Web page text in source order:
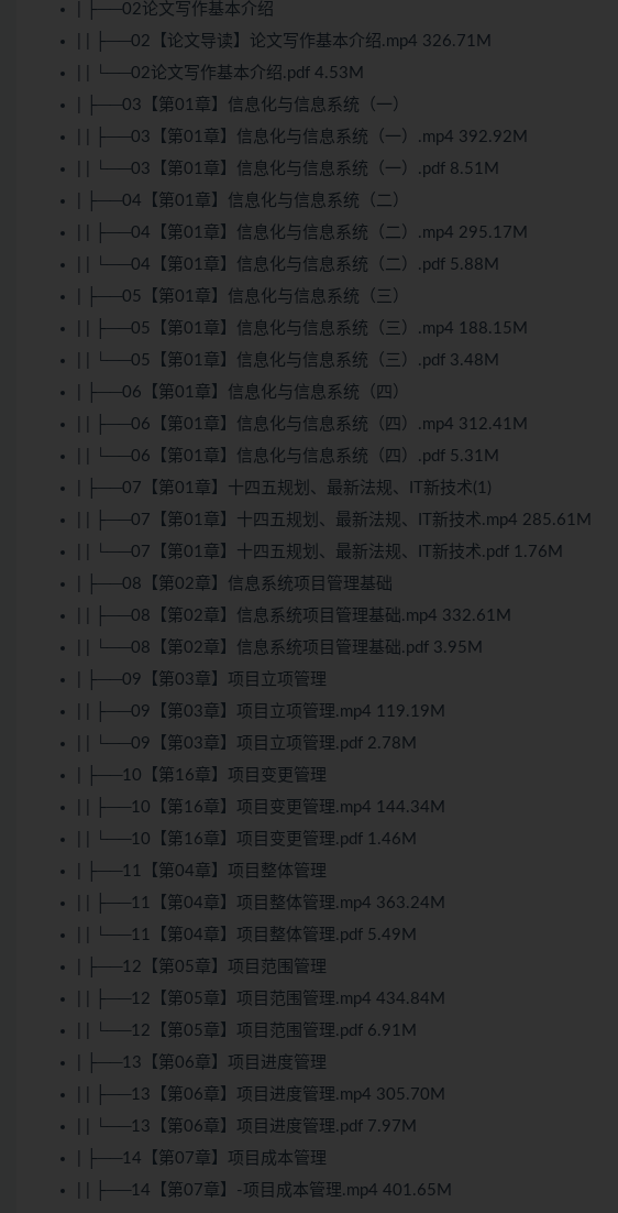
| ├──02论文写作基本介绍
| | ├──02【论文导读】论文写作基本介绍.mp4 326.71M
| | └──02论文写作基本介绍.pdf 4.53M
| ├──03【第01章】信息化与信息系统（一）
| | ├──03【第01章】信息化与信息系统（一）.mp4 392.92M
| | └──03【第01章】信息化与信息系统（一）.pdf 8.51M
| ├──04【第01章】信息化与信息系统（二）
| | ├──04【第01章】信息化与信息系统（二）.mp4 295.17M
| | └──04【第01章】信息化与信息系统（二）.pdf 5.88M
| ├──05【第01章】信息化与信息系统（三）
| | ├──05【第01章】信息化与信息系统（三）.mp4 188.15M
| | └──05【第01章】信息化与信息系统（三）.pdf 3.48M
| ├──06【第01章】信息化与信息系统（四）
| | ├──06【第01章】信息化与信息系统（四）.mp4 312.41M
| | └──06【第01章】信息化与信息系统（四）.pdf 5.31M
| ├──07【第01章】十四五规划、最新法规、IT新技术(1)
| | ├──07【第01章】十四五规划、最新法规、IT新技术.mp4 285.61M
| | └──07【第01章】十四五规划、最新法规、IT新技术.pdf 1.76M
| ├──08【第02章】信息系统项目管理基础
| | ├──08【第02章】信息系统项目管理基础.mp4 332.61M
| | └──08【第02章】信息系统项目管理基础.pdf 3.95M
| ├──09【第03章】项目立项管理
| | ├──09【第03章】项目立项管理.mp4 119.19M
| | └──09【第03章】项目立项管理.pdf 2.78M
| ├──10【第16章】项目变更管理
| | ├──10【第16章】项目变更管理.mp4 144.34M
| | └──10【第16章】项目变更管理.pdf 1.46M
| ├──11【第04章】项目整体管理
| | ├──11【第04章】项目整体管理.mp4 363.24M
| | └──11【第04章】项目整体管理.pdf 5.49M
| ├──12【第05章】项目范围管理
| | ├──12【第05章】项目范围管理.mp4 434.84M
| | └──12【第05章】项目范围管理.pdf 6.91M
| ├──13【第06章】项目进度管理
| | ├──13【第06章】项目进度管理.mp4 305.70M
| | └──13【第06章】项目进度管理.pdf 7.97M
| ├──14【第07章】项目成本管理
| | ├──14【第07章】-项目成本管理.mp4 401.65M